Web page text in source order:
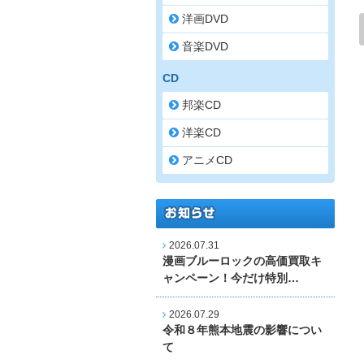
洋画DVD
音楽DVD
CD
邦楽CD
洋楽CD
アニメCD
2026.07.31
漫画ブルーロックの高価買取キ
ャンペーン！今だけ特別…
2026.07.29
令和８年熊本地震の影響につい
て